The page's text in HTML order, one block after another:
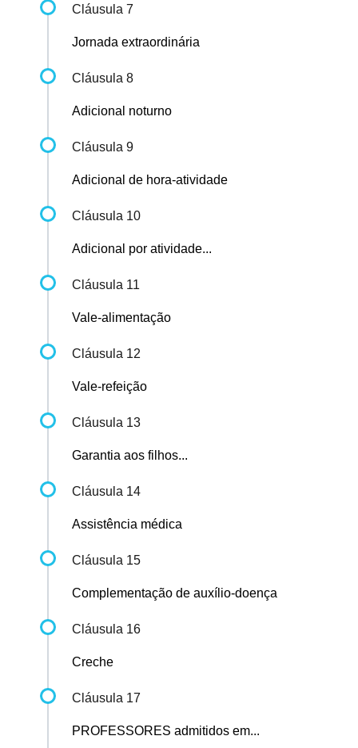
Cláusula 7
Jornada extraordinária
Cláusula 8
Adicional noturno
Cláusula 9
Adicional de hora-atividade
Cláusula 10
Adicional por atividade...
Cláusula 11
Vale-alimentação
Cláusula 12
Vale-refeição
Cláusula 13
Garantia aos filhos...
Cláusula 14
Assistência médica
Cláusula 15
Complementação de auxílio-doença
Cláusula 16
Creche
Cláusula 17
PROFESSORES admitidos em...